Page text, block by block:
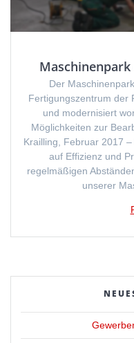
Der
Fertigungszentrum der
und modernisiert
Möglichkeiten zur
Krailling, Februar 2017
auf Effizienz und
regelmäßigen
unserer